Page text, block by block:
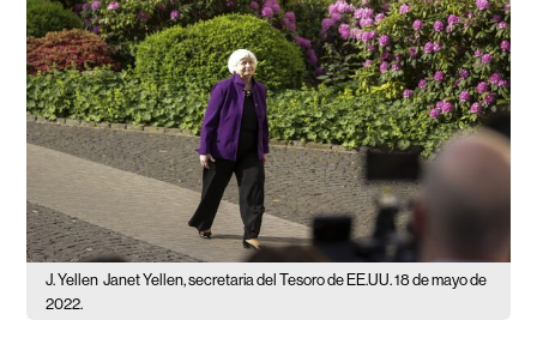
J. Yellen Janet Yellen, secretaria del Tesoro de EE.UU. 18 de mayo de
2022.